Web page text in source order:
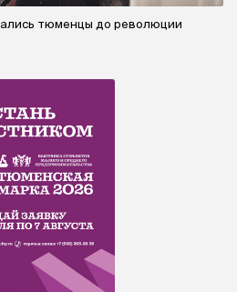
тюменцы до революции